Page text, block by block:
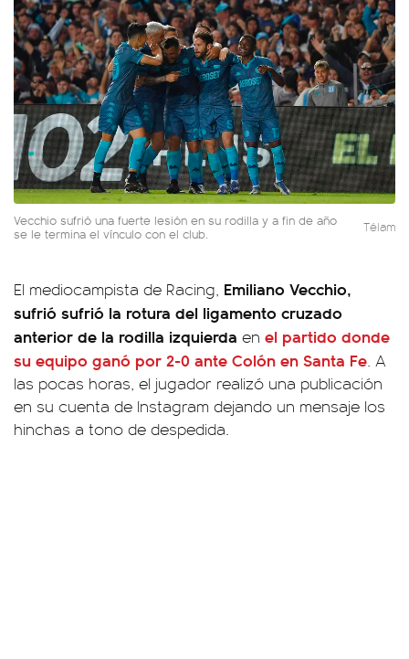
Vecchio sufrió una fuerte lesión en su rodilla y a fin de año
se le termina el vínculo con el club. Télam
El mediocampista de Racing, Emiliano Vecchio,
sufrió sufrió la rotura del ligamento cruzado
anterior de la rodilla izquierda en el partido donde
su equipo ganó por 2-0 ante Colón en Santa Fe. A
las pocas horas, el jugador realizó una publicación
en su cuenta de Instagram dejando un mensaje los
hinchas a tono de despedida.